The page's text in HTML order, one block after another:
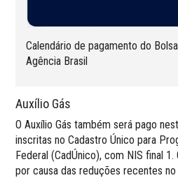
Calendário de pagamento do
Agência Brasil
Auxílio Gás
O Auxílio Gás também será pago
inscritas no Cadastro Único para
Federal (CadÚnico), com NIS final 1.
por causa das reduções recentes